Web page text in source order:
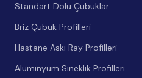
Standart Dolu Çubuklar
Briz Çubuk Profilleri
Hastane Askı Ray Profilleri
Alüminyum Sineklik Profilleri